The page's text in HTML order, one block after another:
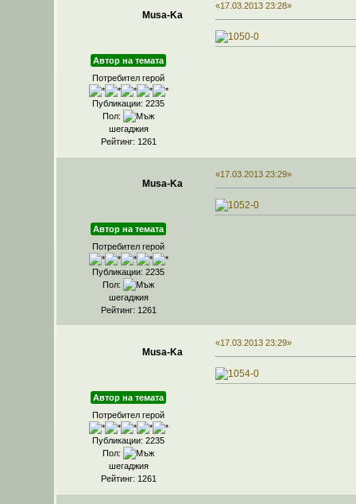
Musa-Ka
Автор на темата
Потребител герой
Публикации: 2235
Пол:
шегаджия
Рейтинг: 1261
«17.03.2013 23:28»
Musa-Ka
Автор на темата
Потребител герой
Публикации: 2235
Пол:
шегаджия
Рейтинг: 1261
«17.03.2013 23:29»
Musa-Ka
Автор на темата
Потребител герой
Публикации: 2235
Пол:
шегаджия
Рейтинг: 1261
«17.03.2013 23:29»